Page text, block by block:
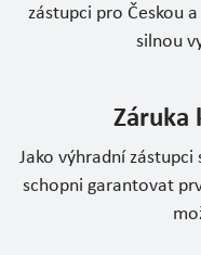
zástupci pro Českou
silnou
Záruka
Jako výhradní
schopni garantovat